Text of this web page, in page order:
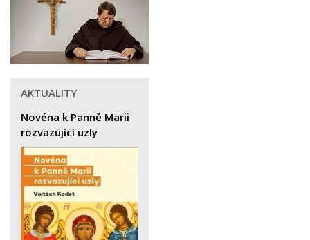
AKTUALITY
Novéna k Panně Marii
rozvazující uzly